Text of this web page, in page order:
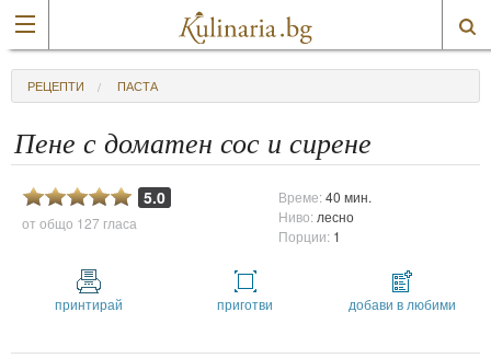
РЕЦЕПТИ ПАСТА
Пене с доматен сос и сирене
5.0
от общо 127 гласа
Време:40 мин.
Ниво: лесно
Порции: 1
принтирай приготви добави в любими